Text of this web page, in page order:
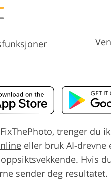
trenger du
eller bruk AI-drevne
Hvis
sender deg resultatet.